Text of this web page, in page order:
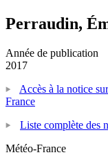
Perraudin,
Année de publication
2017
Accès à la notice
France
Liste complète des
Météo-France